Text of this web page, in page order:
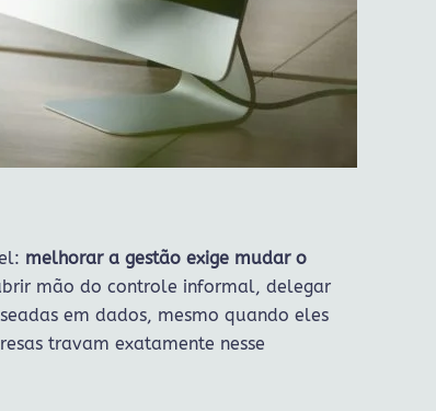
melhorar a gestão exige mudar o
mão do controle informal, delegar
em dados, mesmo quando eles
travam exatamente nesse